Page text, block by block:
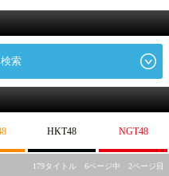
索
HKT48 NGT48
179タイトル 6ページ中 2ページ目